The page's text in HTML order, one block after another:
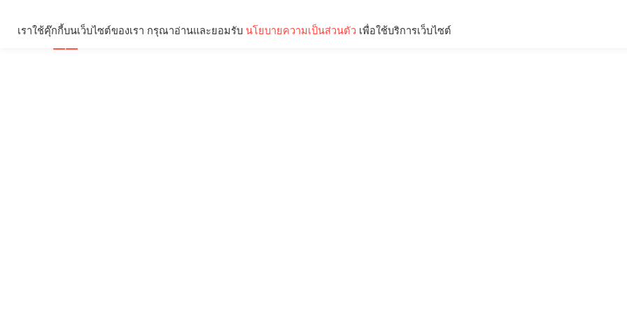
เราใช้คุ๊กกี้บนเว็บไซต์ของเรา กรุณาอ่านและยอมรับ นโยบายความเป็นส่วนตัว เพื่อใช้บริการเว็บไซต์